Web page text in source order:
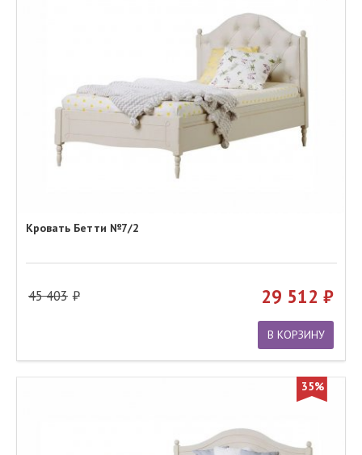
Кровать Бетти №7/2
45 403 29 512
В КОРЗИНУ
35%